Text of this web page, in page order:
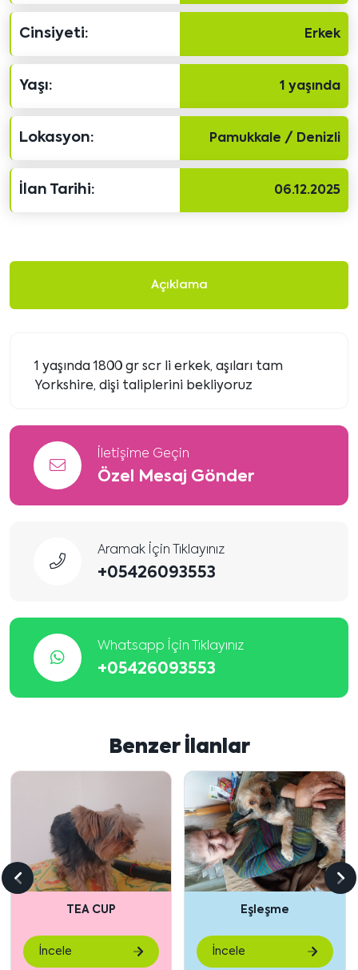
Cinsiyeti: Erkek
Yaşı: 1 yaşında
Lokasyon: Pamukkale / Denizli
İlan Tarihi: 06.12.2025
Açıklama
1 yaşında 1800 gr scr li erkek, aşıları tam
Yorkshire, dişi taliplerini bekliyoruz
İletişime Geçin
Özel Mesaj Gönder
Aramak İçin Tıklayınız
+05426093553
Whatsapp İçin Tıklayınız
+05426093553
Benzer İlanlar
TEA CUP
İncele
Eşleşme
İncele
Önceki